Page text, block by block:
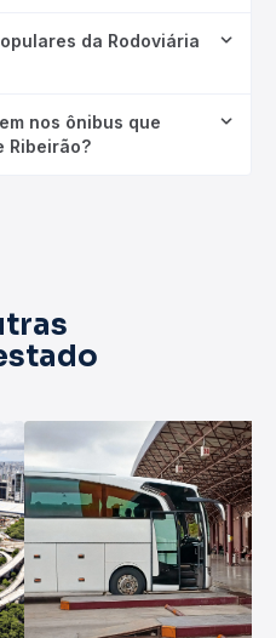
da Rodoviária
nos ônibus que
Ribeirão?